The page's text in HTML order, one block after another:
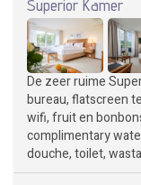
Superior Kamer
De zeer ruime
bureau, flatscreen
wifi, fruit en
complimentary
douche, toilet,